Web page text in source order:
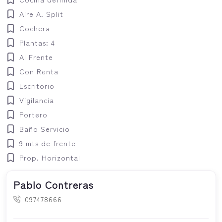
Aire A. Split
Cochera
Plantas: 4
Al Frente
Con Renta
Escritorio
Vigilancia
Portero
Baño Servicio
9 mts de frente
Prop. Horizontal
Pablo Contreras
097478666